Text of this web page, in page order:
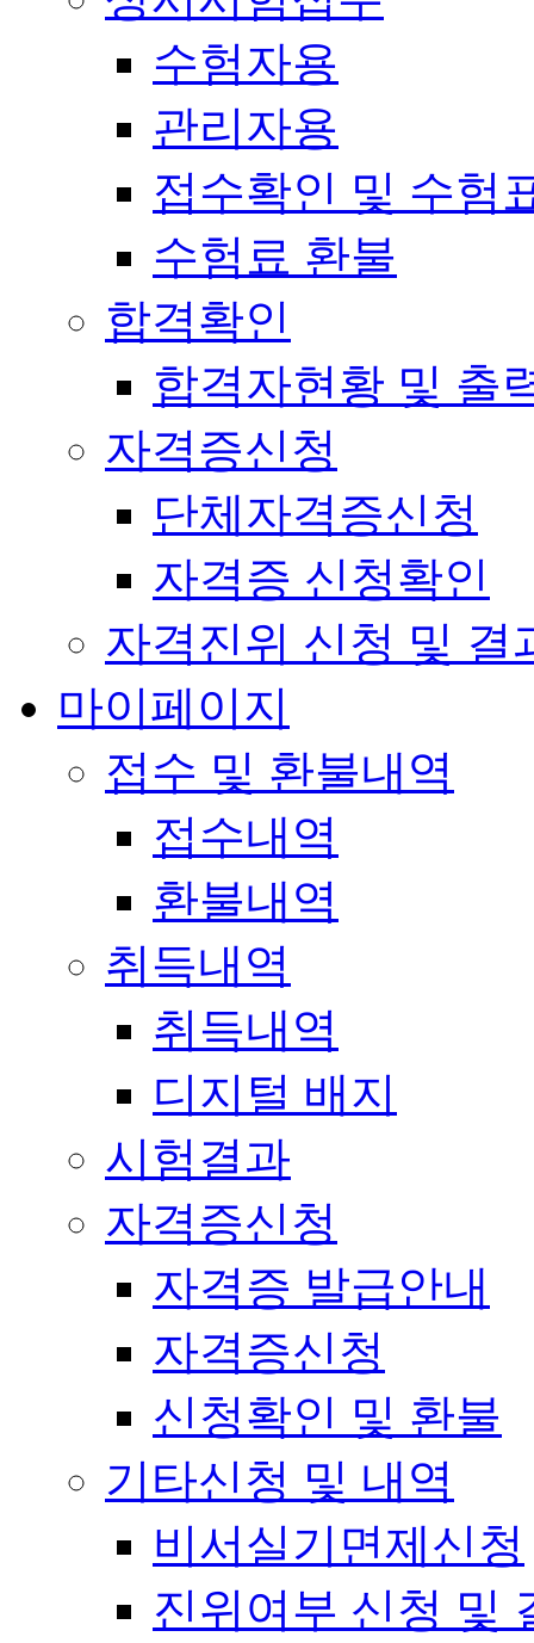
수험자용
관리자용
접수확인 및 수험
수험료 환불
합격확인
합격자현황 및 출
자격증신청
단체자격증신청
자격증 신청확인
자격진위 신청 및 결
마이페이지
접수 및 환불내역
접수내역
환불내역
취득내역
취득내역
디지털 배지
시험결과
자격증신청
자격증 발급안내
자격증신청
신청확인 및 환불
기타신청 및 내역
비서실기면제신청
진위여부 신청 및